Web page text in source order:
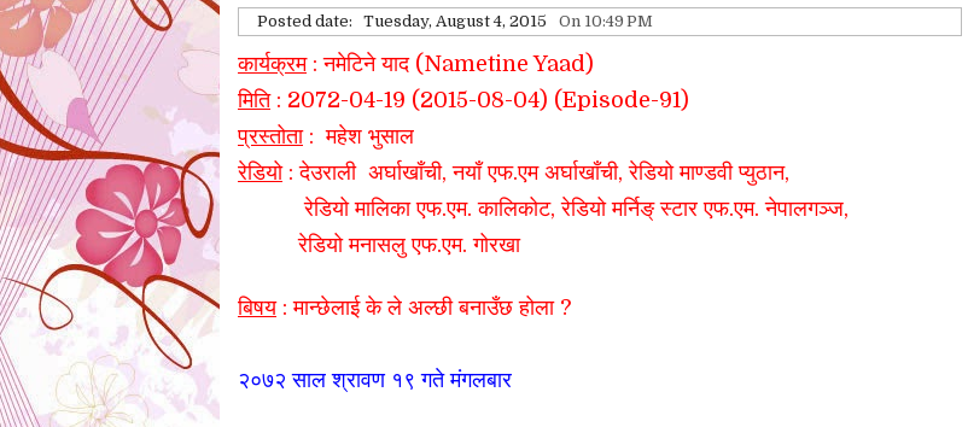
Posted date: Tuesday, August 4, 2015 On 10:49 PM
कार्यक्रम: नमेटिने याद (Nametine Yaad)
मिति: 2072-04-19 (2015-08-04) (Episode-91)
प्रस्तोता: महेश भुसाल
रेडियो: देउराली अर्घाखाँची, नयाँ एफ.एम अर्घाखाँची, रेडियो माण्डवी प्युठान,
रेडियो मालिका एफ.एम. कालिकोट, रेडियो मर्निङ् स्टार एफ.एम. नेपालगञ्ज,
रेडियो मनासलु एफ.एम. गोरखा
बिषय : मान्छेलाई के ले अल्छी बनाउँछ होला ?
२०७२ सालश्रावण १९गते मंगलबार